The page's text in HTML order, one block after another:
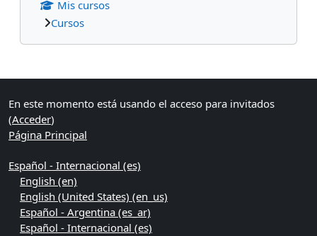
Mis cursos
Cursos
Bloques suplementarios
En este momento está usando el acceso para invitados
(Acceder)
Página Principal
Español - Internacional ‎(es)‎
English ‎(en)‎
English (United States) ‎(en_us)‎
Español - Argentina ‎(es_ar)‎
Español - Internacional ‎(es)‎